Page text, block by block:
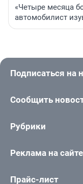
«Четыре месяца
автомобилист
Подписаться на
Сообщить
Рубрики
Реклама на сайте
Прайс-лист